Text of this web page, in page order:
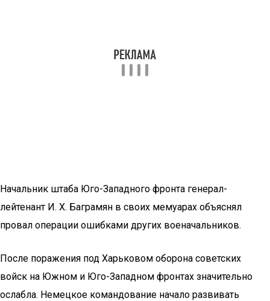
Начальник штаба Юго-Западного фронта генерал-
лейтенант И. Х. Баграмян в своих мемуарах объяснял
провал операции ошибками других военачальников.
После поражения под Харьковом оборона советских
войск на Южном и Юго-Западном фронтах значительно
ослабла. Немецкое командование начало развивать